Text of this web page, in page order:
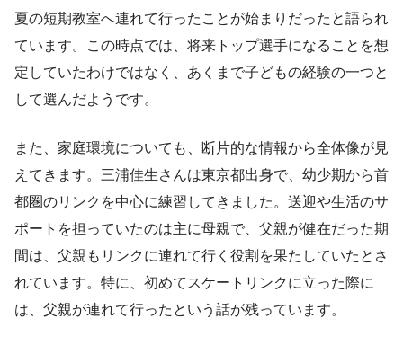
夏の短期教室へ連れて行ったことが始まりだったと語られ
ています。この時点では、将来トップ選手になることを想
定していたわけではなく、あくまで子どもの経験の一つと
して選んだようです。
また、家庭環境についても、断片的な情報から全体像が見
えてきます。三浦佳生さんは東京都出身で、幼少期から首
都圏のリンクを中心に練習してきました。送迎や生活のサ
ポートを担っていたのは主に母親で、父親が健在だった期
間は、父親もリンクに連れて行く役割を果たしていたとさ
れています。特に、初めてスケートリンクに立った際に
は、父親が連れて行ったという話が残っています。